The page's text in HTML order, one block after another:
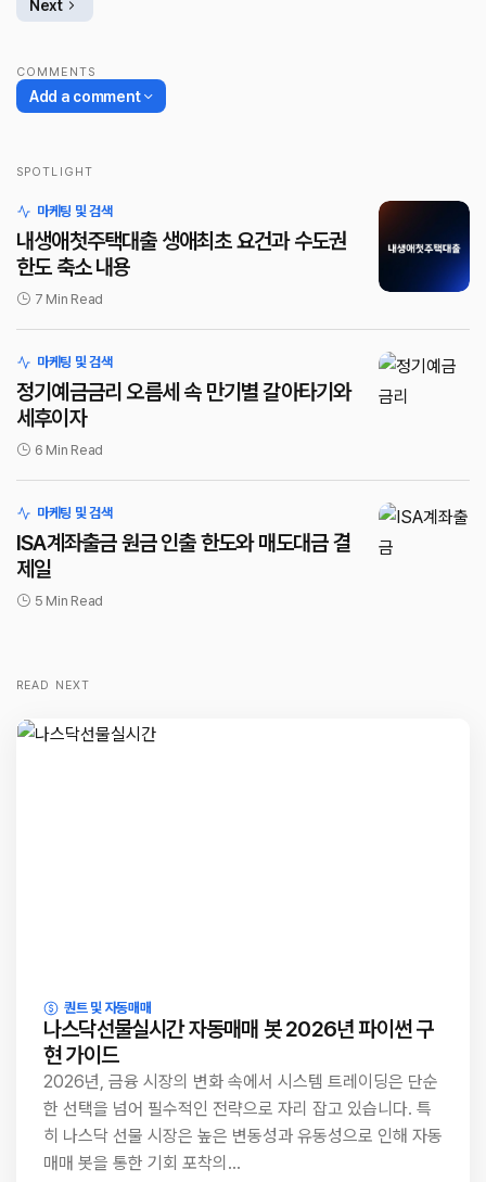
Next
COMMENTS
Add a comment
SPOTLIGHT
마케팅 및 검색
내생애첫주택대출 생애최초 요건과 수도권
한도 축소 내용
7 Min Read
마케팅 및 검색
정기예금금리 오름세 속 만기별 갈아타기와
세후이자
6 Min Read
마케팅 및 검색
ISA계좌출금 원금 인출 한도와 매도대금 결
제일
5 Min Read
READ NEXT
퀀트 및 자동매매
나스닥선물실시간 자동매매 봇 2026년 파이썬 구
현 가이드
2026년, 금융 시장의 변화 속에서 시스템 트레이딩은 단순
한 선택을 넘어 필수적인 전략으로 자리 잡고 있습니다. 특
히 나스닥 선물 시장은 높은 변동성과 유동성으로 인해 자동
매매 봇을 통한 기회 포착의…